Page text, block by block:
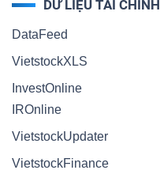
DỮ LIỆU TÀI CHÍNH
DataFeed
VietstockXLS
InvestOnline
IROnline
VietstockUpdater
VietstockFinance